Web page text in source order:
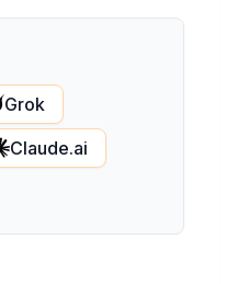
Grok
Claude.ai